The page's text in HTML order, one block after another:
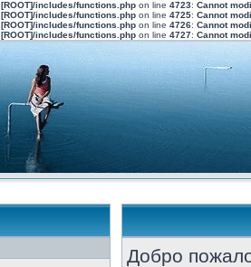
[ROOT]/includes/functions.php on line 4723: Cannot
[ROOT]/includes/functions.php on line 4725: Cannot
[ROOT]/includes/functions.php on line 4726: Cannot
[ROOT]/includes/functions.php on line 4727: Cannot
Добро